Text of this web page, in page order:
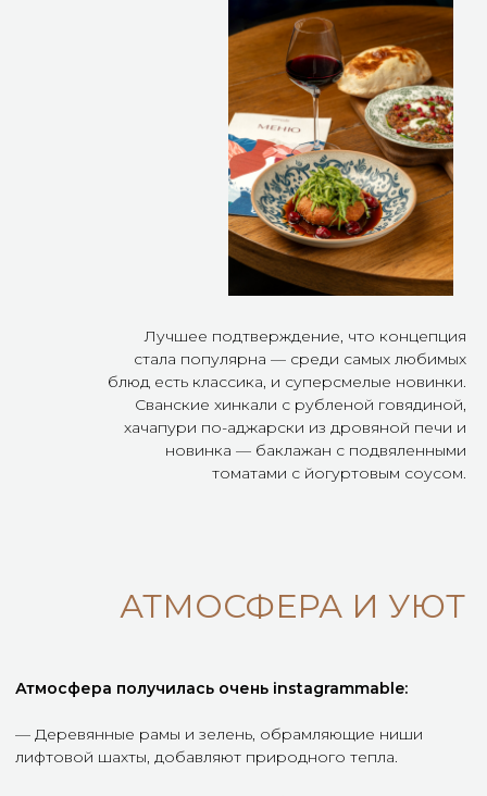
АТМОСФЕРА И УЮТ
подчеркивают уникальность помещения, но и создают
уютные зоны для гостей, а обилие растений усиливает